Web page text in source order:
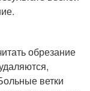
обрезание
ветки